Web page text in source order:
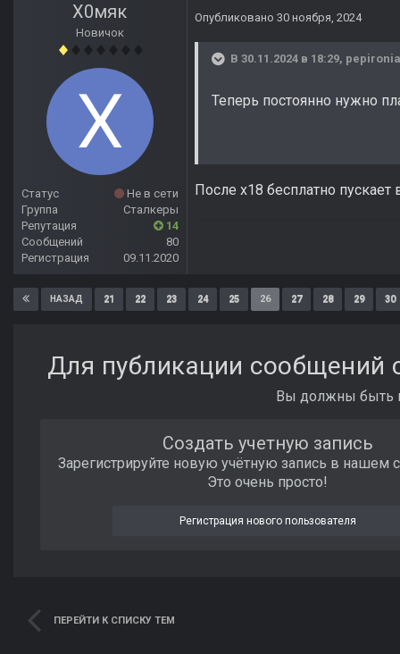
Х0мяк
Новичок
Статус
Не в сети
Группа
Сталкеры
Репутация
14
Сообщений
80
Регистрация
09.11.2020
Опубликовано 30 ноября, 2024
В 30.11.2024 в 18:29, pepironia
Теперь постоянно нужно
После х18 бесплатно
НАЗАД 21 22 23 24 25 26 27 28 29 30
Для публикации сообщений
Вы должны быть
Создать учетную запись
Зарегистрируйте новую учётную запись в нашем
Это очень просто!
Регистрация нового пользователя
ПЕРЕЙТИ К СПИСКУ ТЕМ